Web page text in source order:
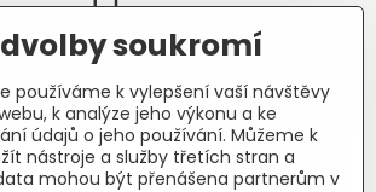
Newsletter
Odebírat naše novinky:
Odebírat
soukromí
používáme k vylepšení vaší návštěvy
k analýze jeho výkonu a ke
údajů o jeho používání. Můžeme k
nástroje a služby třetích stran a
mohou být přenášena partnerům v